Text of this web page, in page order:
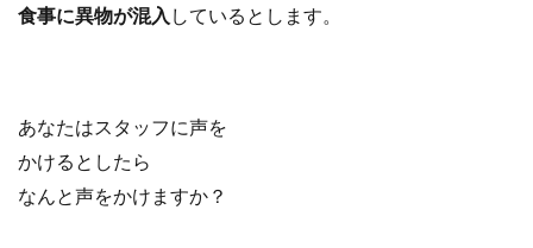
食事に異物が混入 しているとします。
あなたはスタッフに声を
かけるとしたら
なんと声をかけますか？